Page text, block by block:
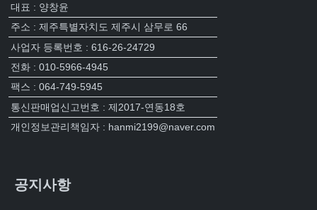
대표 : 양창윤
주소 : 제주특별자치도 제주시 삼무로 66
사업자 등록번호 : 616-26-24729
전화 : 010-5966-4945
팩스 : 064-749-5945
통신판매업신고번호 : 제2017-연동18호
개인정보관리책임자 : hanmi2199@naver.com
공지사항